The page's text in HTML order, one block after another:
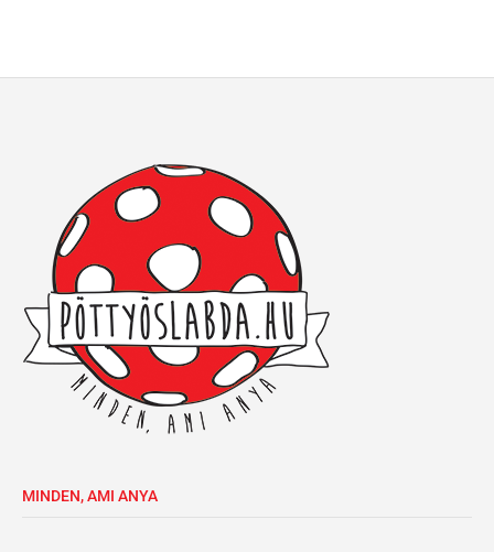
MINDEN, AMI ANYA